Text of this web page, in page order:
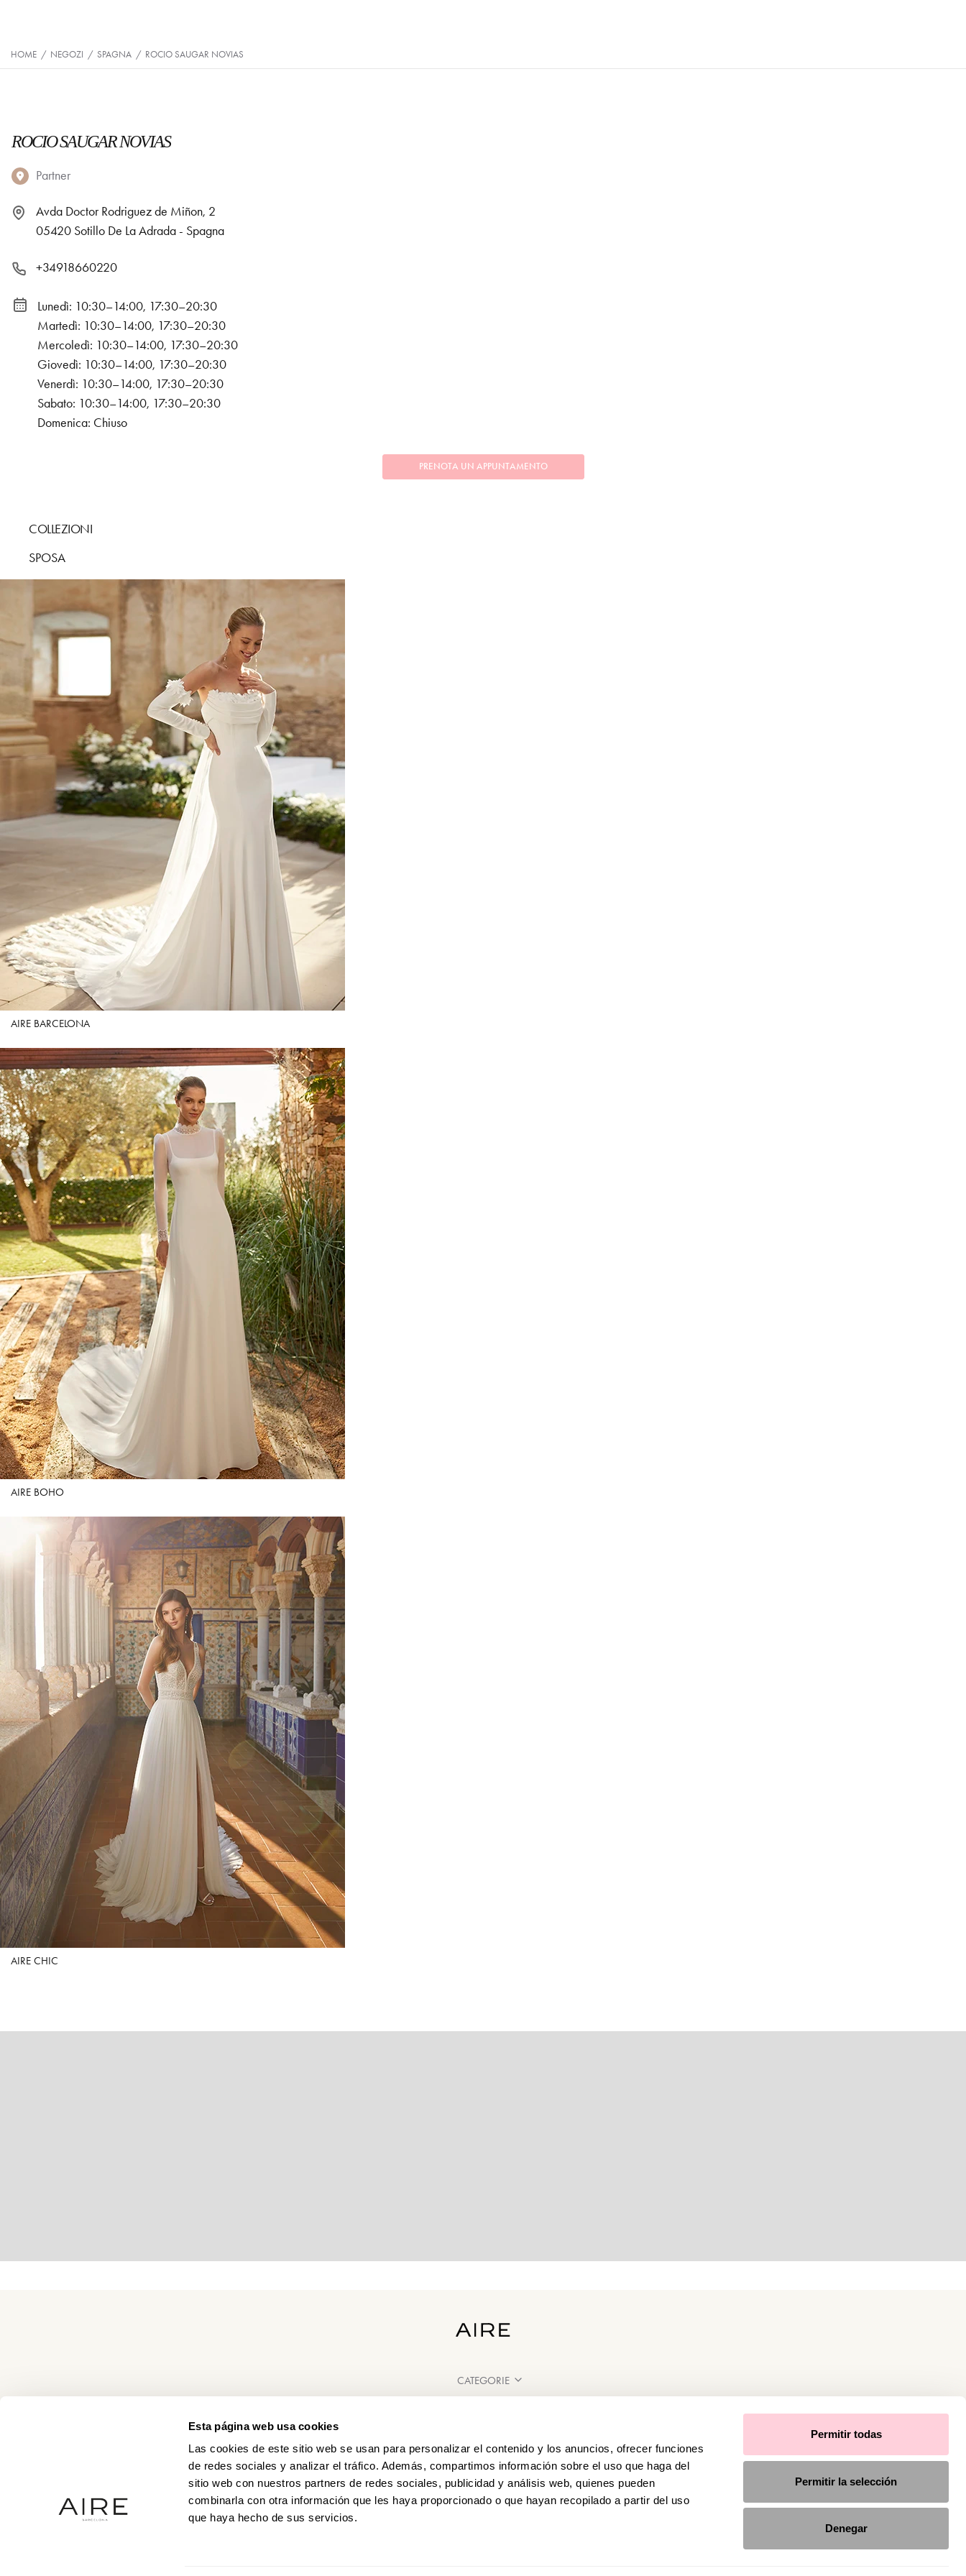
Esta página web usa cookies
Las cookies de este sitio web se usan para personalizar el contenido y los anuncios, ofrecer funciones
de redes sociales y analizar el tráfico. Además, compartimos información sobre el uso que haga del
sitio web con nuestros partners de redes sociales, publicidad y análisis web, quienes pueden
combinarla con otra información que les haya proporcionado o que hayan recopilado a partir del uso
que haya hecho de sus servicios.
Permitir todas
Permitir la selección
Denegar
HOME / NEGOZI / SPAGNA / ROCIO SAUGAR NOVIAS
ROCIO SAUGAR NOVIAS
Partner
Avda Doctor Rodriguez de Miñon, 2
05420 Sotillo De La Adrada - Spagna
+34918660220
Lunedì: 10:30–14:00, 17:30–20:30
Martedì: 10:30–14:00, 17:30–20:30
Mercoledì: 10:30–14:00, 17:30–20:30
Giovedì: 10:30–14:00, 17:30–20:30
Venerdì: 10:30–14:00, 17:30–20:30
Sabato: 10:30–14:00, 17:30–20:30
Domenica: Chiuso
PRENOTA UN APPUNTAMENTO
COLLEZIONI
SPOSA
AIRE BARCELONA
AIRE BOHO
AIRE CHIC
CATEGORIE
PUNTI VENDITA